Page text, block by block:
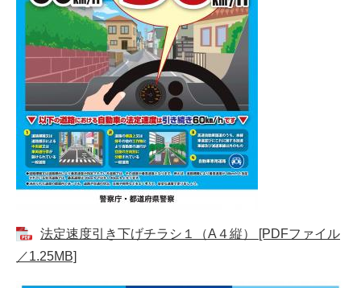
法定速度引き下げチラシ１（A４縦） [PDFファイル
／1.25MB]